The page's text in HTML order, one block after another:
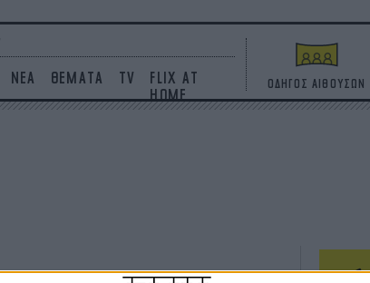
ΝΕΑ ΘΕΜΑΤΑ TV
FLIX AT
HOME
ΟΔΗΓΟΣ ΑΙΘΟΥΣΩΝ